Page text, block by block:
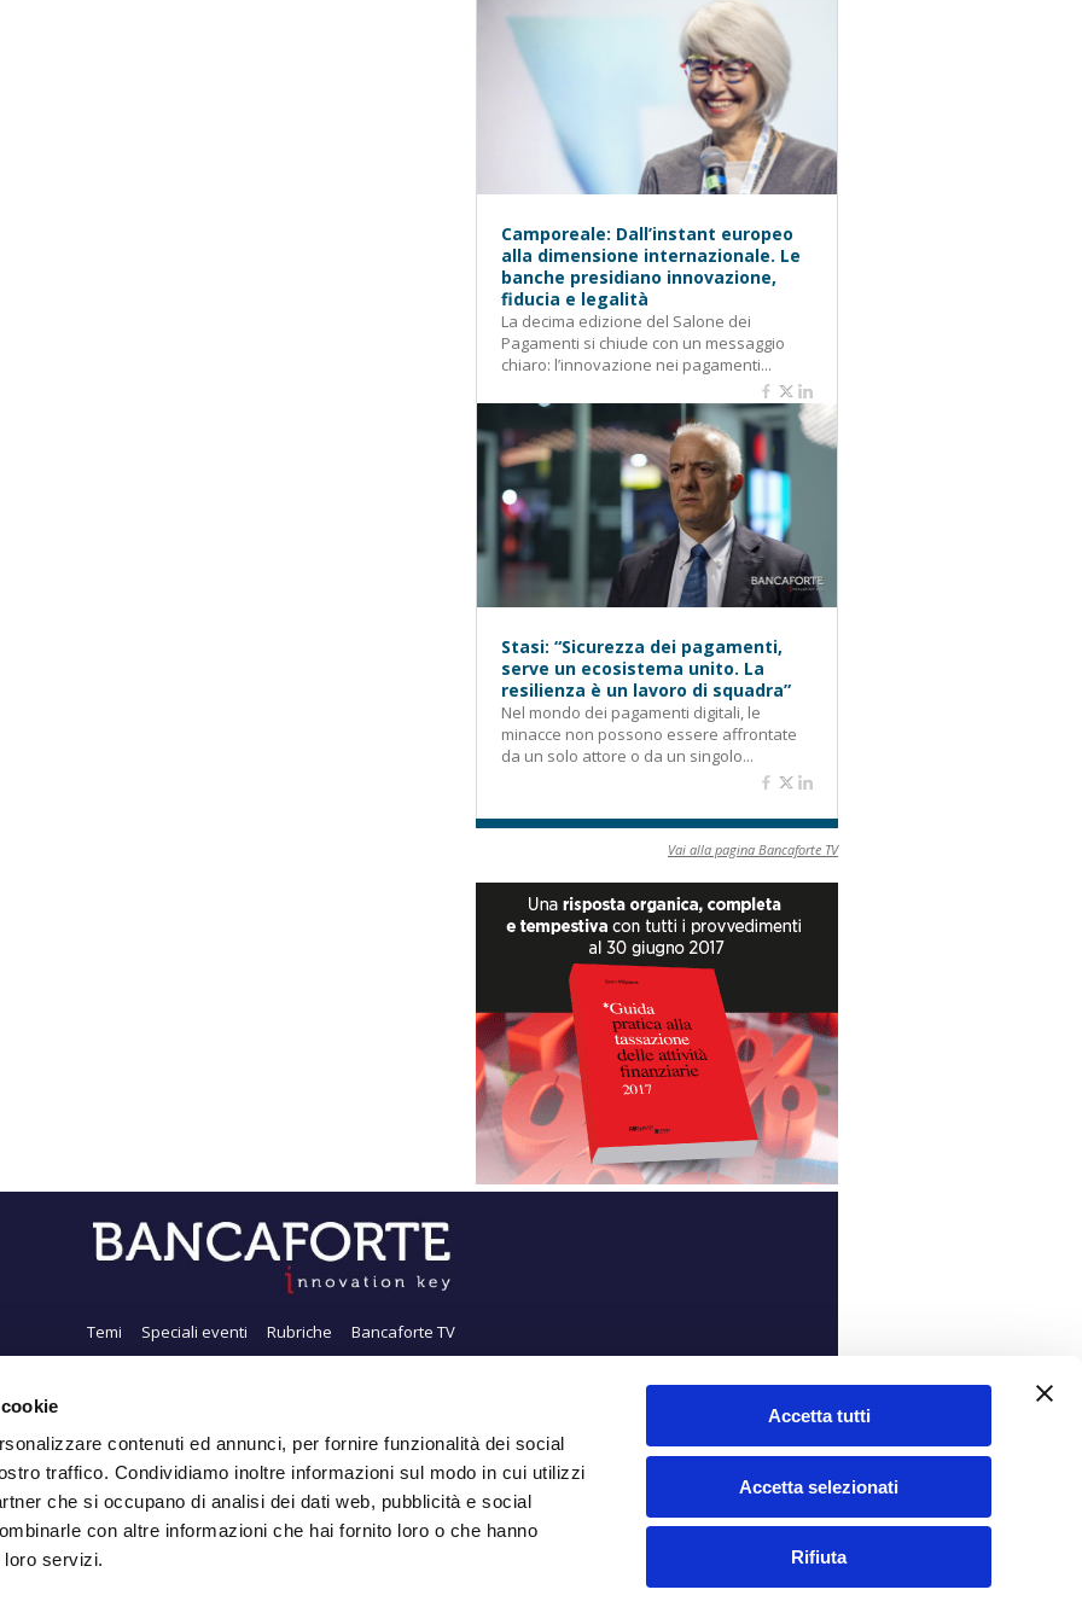
contenuti ed annunci, per fornire funzionalità dei social
traffico. Condividiamo inoltre informazioni sul modo in cui utilizzi
che si occupano di analisi dei dati web, pubblicità e social
con altre informazioni che hai fornito loro o che hanno
servizi.
Accetta tutti
Accetta selezionati
Rifiuta
Camporeale: Dall’instant europeo
alla dimensione internazionale. Le
banche presidiano innovazione,
fiducia e legalità
La decima edizione del Salone dei
Pagamenti si chiude con un messaggio
chiaro: l’innovazione nei pagamenti...
Stasi: “Sicurezza dei pagamenti,
serve un ecosistema unito. La
resilienza è un lavoro di squadra”
Nel mondo dei pagamenti digitali, le
minacce non possono essere affrontate
da un solo attore o da un singolo...
Vai alla pagina Bancaforte TV
Temi Speciali eventi Rubriche Bancaforte TV
siamo
Iscriviti alla Newsletter